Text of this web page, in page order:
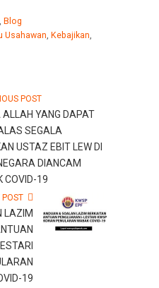
, Blog
Usahawan, Kebajikan,
POST
ALLAH YANG DAPAT
SEGALA
USTAZ EBIT LEW DI
DIANCAM
COVID-19
POST
LAZIM
19